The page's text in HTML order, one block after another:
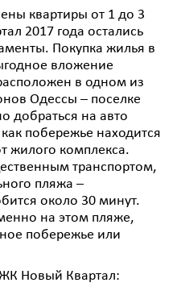
квартиры от 1 до 3
2017 года остались
Покупка жилья в
вложение
в одном из
Одессы – поселке
добраться на авто
побережье находится
жилого комплекса.
транспортом,
пляжа –
около 30 минут.
на этом пляже,
побережье или
Новый Квартал: